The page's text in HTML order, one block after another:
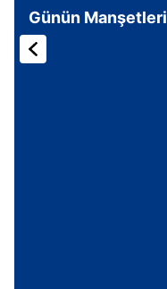
Günün Manşetleri